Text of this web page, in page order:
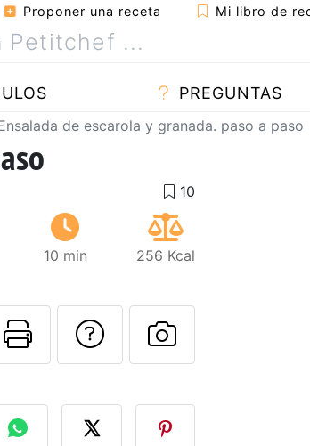
Proponer una receta Mi libro de
PREGUNTAS
de escarola y granada. paso a paso
10 min 256 Kcal
esta receta a un
Imprimir esta página
Preguntar al
Publicar la